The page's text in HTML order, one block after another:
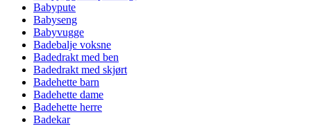
Babypute
Babyseng
Babyvugge
Badebalje voksne
Badedrakt med ben
Badedrakt med skjørt
Badehette barn
Badehette dame
Badehette herre
Badekar